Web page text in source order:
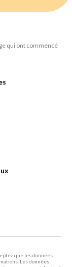
qui ont commencé
que les données
Les données